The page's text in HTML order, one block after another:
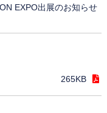
EXPO出展のお知らせ
265KB